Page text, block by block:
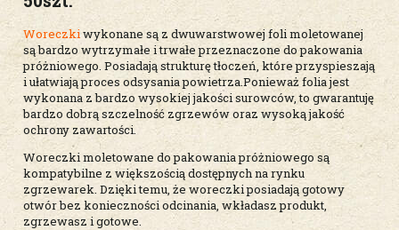
Woreczkiwykonane są z dwuwarstwowej foli moletowanej
są bardzo wytrzymałe i trwałe przeznaczone do pakowania
próżniowego. Posiadają strukturę tłoczeń, które przyspieszają
i ułatwiają proces odsysania powietrza.Ponieważ folia jest
wykonana z bardzo wysokiej jakości surowców, to gwarantuję
bardzo dobrą szczelność zgrzewów oraz wysoką jakość
ochrony zawartości.
Woreczki moletowane do pakowania próżniowego są
kompatybilne z większością dostępnych na rynku
zgrzewarek. Dzięki temu, że woreczki posiadają gotowy
otwór bez konieczności odcinania, wkładasz produkt,
zgrzewasz i gotowe.